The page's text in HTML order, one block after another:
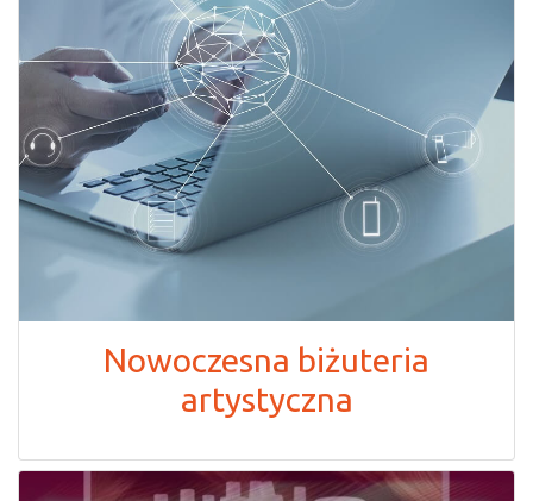
Nowoczesna biżuteria
artystyczna